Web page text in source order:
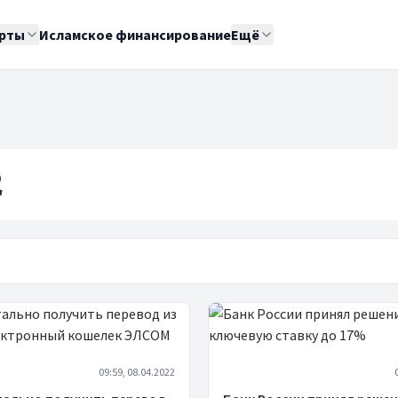
Исламское финансированиеЕщё
09:59, 08.04.2022